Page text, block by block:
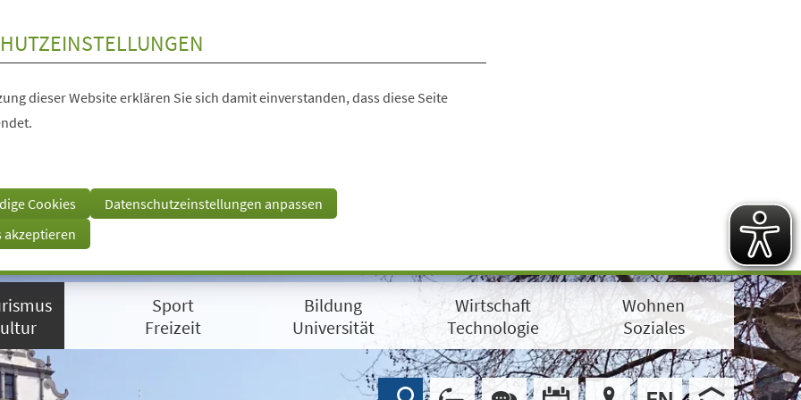
dieser Website erklären Sie sich damit einverstanden, dass diese Seite
Cookies
Datenschutzeinstellungen anpassen
akzeptieren
Sport
Freizeit
Bildung
Universität
Wirtschaft
Technologie
Wohnen
Soziales